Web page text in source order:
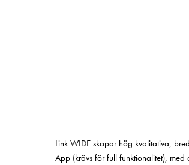
Link WIDE skapar hög kvalitativa,
App (krävs för full funktionalitet),